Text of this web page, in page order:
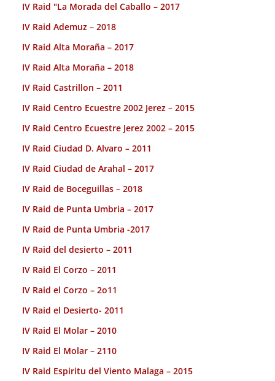
IV Raid "La Morada del Caballo – 2017
IV Raid Ademuz – 2018
IV Raid Alta Moraña – 2017
IV Raid Alta Moraña – 2018
IV Raid Castrillon – 2011
IV Raid Centro Ecuestre 2002 Jerez – 2015
IV Raid Centro Ecuestre Jerez 2002 – 2015
IV Raid Ciudad D. Alvaro – 2011
IV Raid Ciudad de Arahal – 2017
IV Raid de Boceguillas – 2018
IV Raid de Punta Umbria – 2017
IV Raid de Punta Umbria -2017
IV Raid del desierto – 2011
IV Raid El Corzo – 2011
IV Raid el Corzo – 2o11
IV Raid el Desierto- 2011
IV Raid El Molar – 2010
IV Raid El Molar – 2110
IV Raid Espiritu del Viento Malaga – 2015